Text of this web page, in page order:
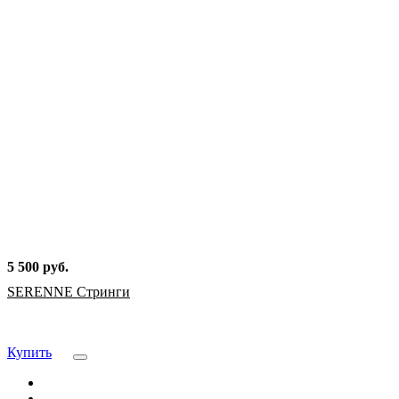
5 500 руб.
SERENNE Стринги
Купить